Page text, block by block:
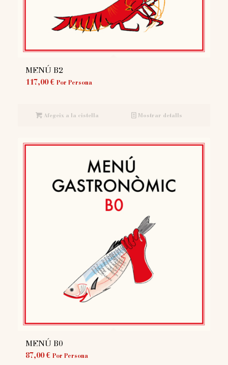
MENÚ B2
117,00 € Por Persona
Afegeix a la cistella Mostrar detalls
MENÚ B0
87,00 € Por Persona